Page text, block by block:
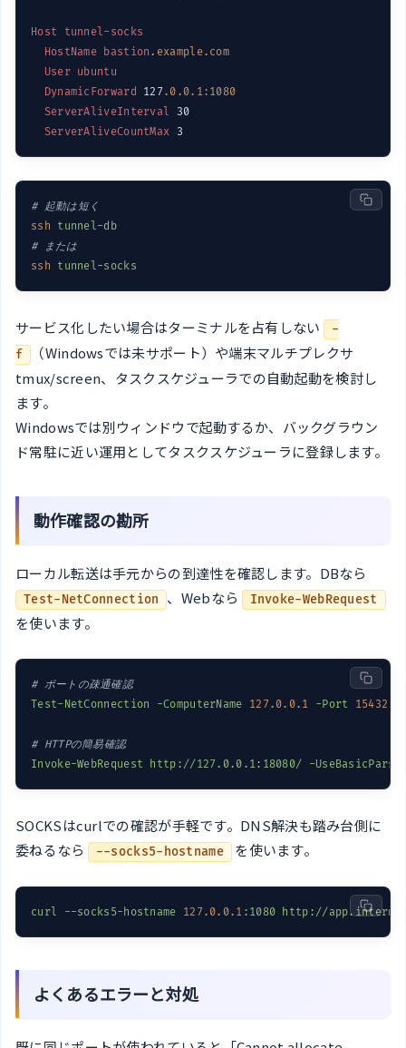
Host
tunnel-socks
HostName bastion .example.com
User ubuntu
DynamicForward 127 .0 .0.1:1080
ServerAliveInterval 30
ServerAliveCountMax
# 起動は短く
ssh tunnel-db
# または
ssh tunnel-socks
サービス化したい場合はターミナルを占有しない
-
f
（Windowsでは未サポート）や端末マルチプレクサ
tmux/screen、タスクスケジューラでの自動起動を検討し
ます。
Windowsでは別ウィンドウで起動するか、バックグラウン
ド常駐に近い運用としてタスクスケジューラに登録します。
動作確認の勘所
ローカル転送は手元からの到達性を確認します。DBなら
Test-NetConnection 、Webなら Invoke-WebRequest
を使います。
# ポートの疎通確認
Test-NetConnection
-ComputerName 127.0.0.1 -Port 15432
# HTTPの簡易確認
Invoke-WebRequest http://127.0.0.1:18080/ -
SOCKSはcurlでの確認が手軽です。DNS解決も踏み台側に
委ねるなら
--socks5-hostname を使います。
curl --socks5-hostname 127.0.0.1 :1080 http://
よくあるエラーと対処